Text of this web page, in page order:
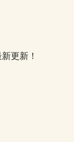
更新！